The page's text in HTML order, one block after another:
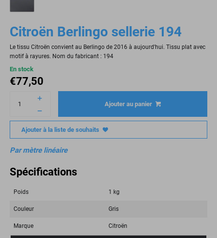
Citroën Berlingo sellerie 194
Le tissu Citroën convient au Berlingo de 2016 à aujourd'hui. Tissu plat avec
motif à rayures. Nom du fabricant : 194
En stock
€77,50
Ajouter au panier
Ajouter à la liste de souhaits
Par mètre linéaire
Spécifications
Poids 1 kg
Couleur Gris
Marque Citroën